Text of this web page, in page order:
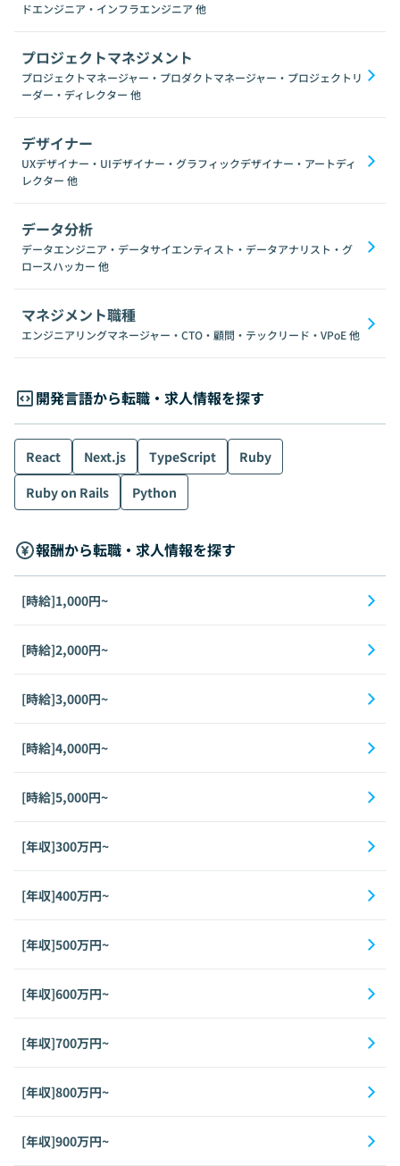
ドエンジニア・インフラエンジニア 他
プロジェクトマネジメント
プロジェクトマネージャー・プロダクトマネージャー・プロジェクトリ
ーダー・ディレクター 他
デザイナー
UXデザイナー・UIデザイナー・グラフィックデザイナー・アートディ
レクター 他
データ分析
データエンジニア・データサイエンティスト・データアナリスト・グ
ロースハッカー 他
マネジメント職種
エンジニアリングマネージャー・CTO・顧問・テックリード・VPoE他
開発言語から転職・求人情報を探す
React Next.js TypeScript
Ruby
Ruby on Rails
Python
報酬から転職・求人情報を探す
[時給]1,000円~
[時給]2,000円~
[時給]3,000円~
[時給]4,000円~
[時給]5,000円~
[年収]300万円~
[年収]400万円~
[年収]500万円~
[年収]600万円~
[年収]700万円~
[年収]800万円~
[年収]900万円~